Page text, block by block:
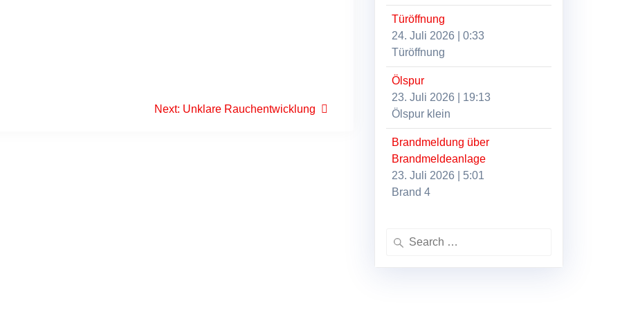
Next: Next
Unklare Rauchentwicklung
Türöffnung
24. Juli 2026 |0:33
Türöffnung
Ölspur
23. Juli 2026
19:13
Ölspur klein
Brandmeldung über
Brandmeldeanlage
23. Juli 2026
5:01
Brand 4
Search